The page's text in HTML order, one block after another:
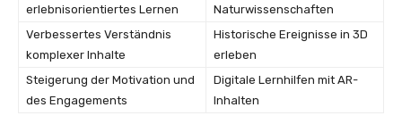
erlebnisorientiertes Lernen
Naturwissenschaften
Verbessertes Verständnis
komplexer Inhalte
Historische Ereignisse in 3D
erleben
Steigerung der Motivation und
des Engagements
Digitale Lernhilfen mit AR-
Inhalten